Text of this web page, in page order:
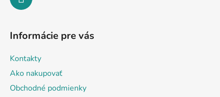
Informácie pre vás
Kontakty
Ako nakupovať
Obchodné podmienky